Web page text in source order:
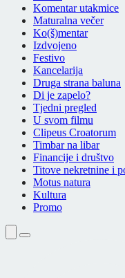
Komentar utakmice
Maturalna večer
Ko(š)mentar
Izdvojeno
Festivo
Kancelarija
Druga strana baluna
Di je zapelo?
Tjedni pregled
U svom filmu
Clipeus Croatorum
Timbar na libar
Financije i društvo
Titove nekretnine i
Motus natura
Kultura
Promo